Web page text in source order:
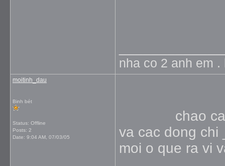
nha co 2 anh em
moitinh_dau
Binh bét
Status: Offline
Posts: 2
Date: 9:04 AM, 07/03/05
chao ca co
va cac dong chi
moi o que ra vi